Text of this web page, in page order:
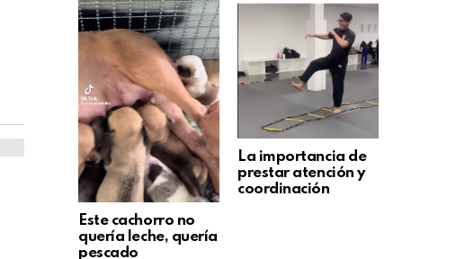
Este cachorro no
quería leche, quería
pescado
La importancia de
prestar atención y
coordinación